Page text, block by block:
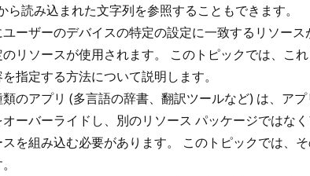
ら読み込まれた文字列を参照することもできます。
ーザーのデバイスの特定の設定に一致するリソー
のリソースが使用されます。 このトピックでは、こ
指定する方法について説明します。
のアプリ (多言語の辞書、翻訳ツールなど) は、ア
ーバーライドし、別のリソース パッケージではな
を組み込む必要があります。 このトピックでは、